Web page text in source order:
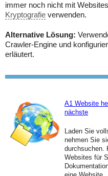
immer noch nicht mit Websites
Kryptografie verwenden.
Alternative Lösung:
Crawler-Engine und
erläutert.
A1 Website
nächste
Laden Sie
nehmen Sie
durchsuchen.
Websites für